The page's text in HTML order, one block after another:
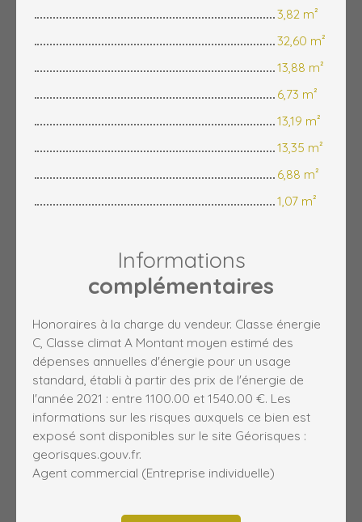
3,82 m²
32,60 m²
13,88 m²
6,73 m²
13,19 m²
13,35 m²
6,88 m²
1,07 m²
Informations
complémentaires
Honoraires à la charge du vendeur. Classe énergie
C, Classe climat A Montant moyen estimé des
dépenses annuelles d'énergie pour un usage
standard, établi à partir des prix de l'énergie de
l'année 2021 : entre 1100.00 et 1540.00 €. Les
informations sur les risques auxquels ce bien est
exposé sont disponibles sur le site Géorisques :
georisques.gouv.fr.
Agent commercial (Entreprise individuelle)